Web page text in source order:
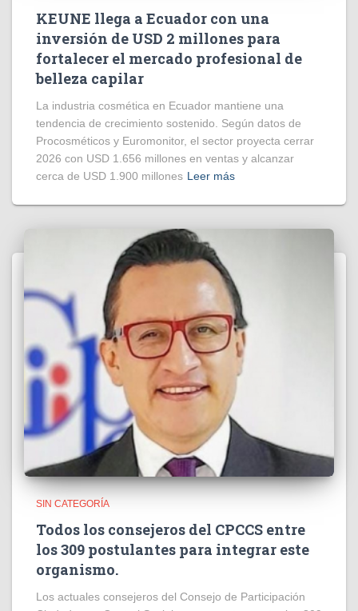
KEUNE llega a Ecuador con una
inversión de USD 2 millones para
fortalecer el mercado profesional de
belleza capilar
La industria cosmética en Ecuador mantiene una
tendencia de crecimiento sostenido. Según datos de
Procosméticos y Euromonitor, el sector proyecta cerrar
2026 con USD 1.656 millones en ventas y alcanzar
cerca de USD 1.900 millones Leer más
SIN CATEGORÍA
Todos los consejeros del CPCCS entre
los 309 postulantes para integrar este
organismo.
Los actuales consejeros del Consejo de Participación